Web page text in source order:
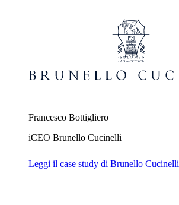
Francesco Bottigliero
iCEO Brunello Cucinelli
Leggi il case study di Brunello Cucinelli